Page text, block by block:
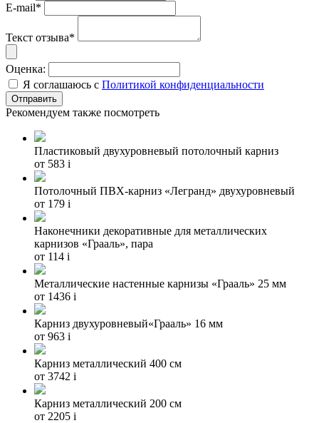
E-mail*
Текст отзыва*
Оценка:
Я соглашаюсь с Политикой конфиденциальности
Рекомендуем также посмотреть
Пластиковый двухуровневый потолочный карниз
от 583 i
Потолочный ПВХ-карниз «Легранд» двухуровневый
от 179 i
Наконечники декоративные для металлических
карнизов «Грааль», пара
от 114 i
Металлические настенные карнизы «Грааль» 25 мм
от 1436 i
Карниз двухуровневый«Грааль» 16 мм
от 963 i
Карниз металлический 400 см
от 3742 i
Карниз металлический 200 см
от 2205 i